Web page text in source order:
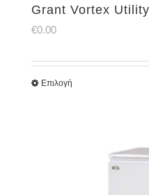
Grant Vortex
€0.00
Επιλογή